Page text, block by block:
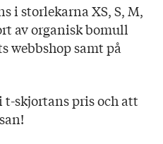
i storlekarna XS, S, M,
av organisk bomull
webbshop samt på
skjortans pris och att